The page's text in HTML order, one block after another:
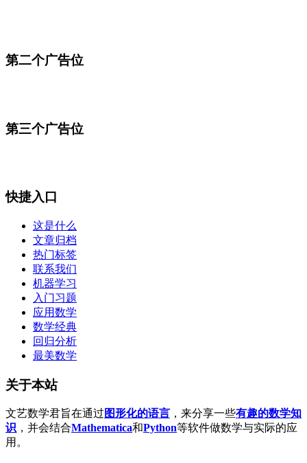
第二个广告位
第三个广告位
快捷入口
这是什么
文章归档
热门标签
联系我们
机器学习
入门习题
应用数学
数学经典
回归分析
最美数学
关于本站
文艺数学君旨在通过 图形化的语言 ，来分享一些有趣的数学知
识 ，并会结合Mathematica和Python等软件做数学与实际的应
用。